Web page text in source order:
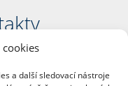
a další sledovací nástroje
1/2